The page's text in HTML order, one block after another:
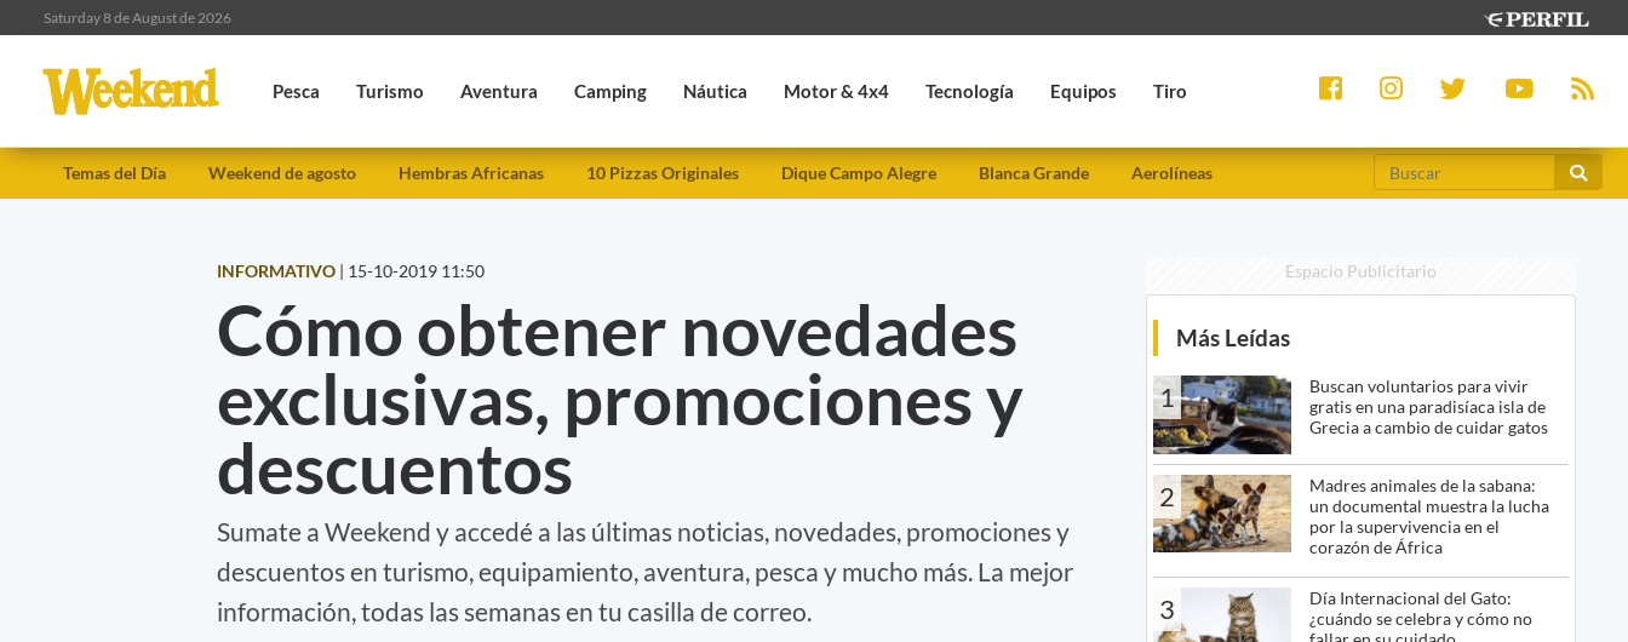
Saturday 8 de August de 2026
Pesca Turismo Aventura Camping Náutica Motor & 4x4 Tecnología Equipos Tiro
Temas del Día Weekend de agosto Hembras Africanas 10 Pizzas Originales Dique Campo Alegre Blanca Grande Aerolíneas
INFORMATIVO | 15-10-2019 11:50
Cómo obtener novedades
exclusivas, promociones y
descuentos
Sumate a Weekend y accedé a las últimas noticias, novedades, promociones y
descuentos en turismo, equipamiento, aventura, pesca y mucho más. La mejor
información, todas las semanas en tu casilla de correo.
Espacio Publicitario
Más Leídas
1
Buscan voluntarios para vivir
gratis en una paradisíaca isla de
Grecia a cambio de cuidar gatos
2
Madres animales de la sabana:
un documental muestra la lucha
por la supervivencia en el
corazón de África
3
Día Internacional del Gato:
¿cuándo se celebra y cómo no